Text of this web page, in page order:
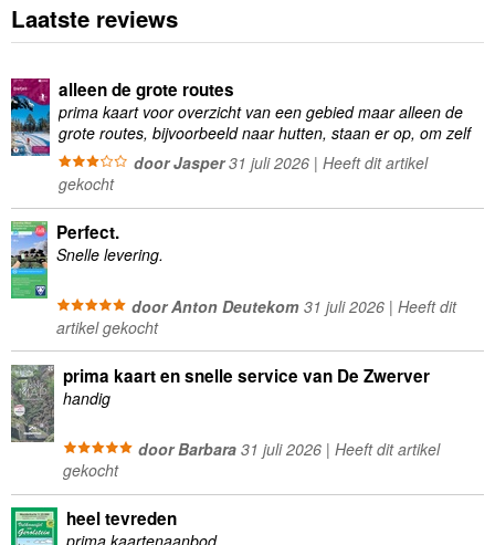
Laatste reviews
alleen de grote routes
prima kaart voor overzicht van een gebied maar alleen de
grote routes, bijvoorbeeld naar hutten, staan er op, om zelf
wandelingen te plannen minder geschikt
door Jasper31 juli 2026 | Heeft dit artikel
gekocht
Perfect.
Snelle levering.
door Anton Deutekom31 juli 2026 | Heeft dit
artikel gekocht
prima kaart en snelle service van De Zwerver
handig
door Barbara31 juli 2026 | Heeft dit artikel
gekocht
heel tevreden